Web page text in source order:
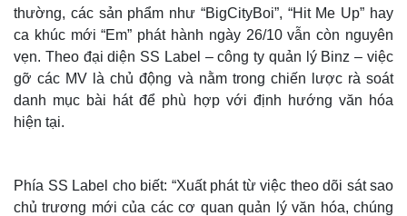
thường, các sản phẩm như “BigCityBoi”, “Hit Me Up” hay
ca khúc mới “Em” phát hành ngày 26/10 vẫn còn nguyên
vẹn. Theo đại diện SS Label – công ty quản lý Binz – việc
gỡ các MV là chủ động và nằm trong chiến lược rà soát
danh mục bài hát để phù hợp với định hướng văn hóa
hiện tại.
Phía SS Label cho biết: “Xuất phát từ việc theo dõi sát sao
chủ trương mới của các cơ quan quản lý văn hóa, chúng